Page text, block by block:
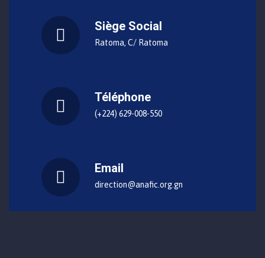
Siège Social
Ratoma, C/ Ratoma
Téléphone
(+224) 629-008-550
Email
direction@anafic.org.gn